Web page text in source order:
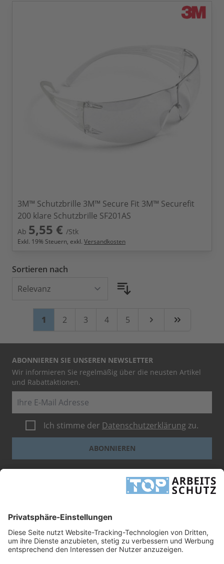
3M™ Schutzbrille 3M™ Secure Fit 3M™ Securefit
200 klare Schutzbrille SF201AS
Ab 5,55 € /Stk
Exkl. 19% Steuern, exkl. Versandkosten
Sortieren nach
Sie lesen gerade Seite
1 Seite
2 Seite
3 Seite
4 Seite
5 Weiter Zuletzt
ABONNIEREN SIE UNSEREN NEWSLETTER
Wir informieren Sie regelmäßig über die neusten Artikel
und Rabattaktionen.
Ich stimme der Datenschutzerklärung zu.
ABONNIEREN
Dieses Formular ist durch reCAPTCHA geschützt - es gelten dieGoogle-
-Geschäftsbedingungen.
UNTERNEHMEN
RECHTLICHES
TOP ARBEITSSCHUTZ GMBH